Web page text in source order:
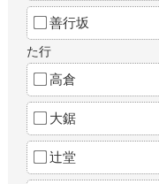
善行坂
た行
高倉
大鋸
辻堂